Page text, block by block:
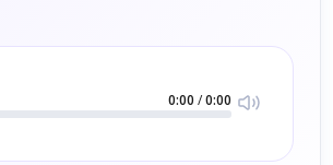
0:00 /0:00